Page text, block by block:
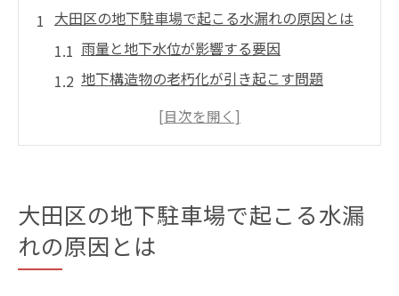
大田区の地下駐車場で起こる水漏れの原因とは
雨量と地下水位が影響する要因
地下構造物の老朽化が引き起こす問題
排水設備の不備とその影響
地下駐車場の水漏れを未然に防ぐためのポイン
ト
大田区の地下駐車場で起こる水漏
れの原因とは